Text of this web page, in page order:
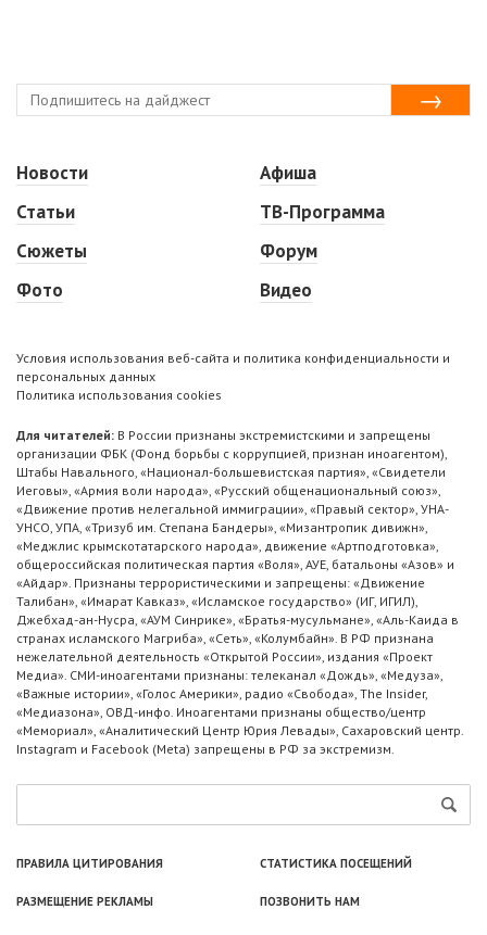
Новости
Статьи
Сюжеты
Фото
Афиша
ТВ-Программа
Форум
Видео
Условия использования веб-сайта и политика конфиденциальности и
персональных данных
Политика использования cookies
Для читателей: В России признаны экстремистскими и запрещены
организации ФБК (Фонд борьбы с коррупцией, признан иноагентом),
Штабы Навального, «Национал-большевистская партия», «Свидетели
Иеговы», «Армия воли народа», «Русский общенациональный союз»,
«Движение против нелегальной иммиграции», «Правый сектор», УНА-
УНСО, УПА, «Тризуб им. Степана Бандеры», «Мизантропик дивижн»,
«Меджлис крымскотатарского народа», движение «Артподготовка»,
общероссийская политическая партия «Воля», АУЕ, батальоны «Азов» и
«Айдар». Признаны террористическими и запрещены: «Движение
Талибан», «Имарат Кавказ», «Исламское государство» (ИГ, ИГИЛ),
Джебхад-ан-Нусра, «АУМ Синрике», «Братья-мусульмане», «Аль-Каида в
странах исламского Магриба», «Сеть», «Колумбайн». В РФ признана
нежелательной деятельность «Открытой России», издания «Проект
Медиа». СМИ-иноагентами признаны: телеканал «Дождь», «Медуза»,
«Важные истории», «Голос Америки», радио «Свобода», The Insider,
«Медиазона», ОВД-инфо. Иноагентами признаны общество/центр
«Мемориал», «Аналитический Центр Юрия Левады», Сахаровский центр.
Instagram и Facebook (Metа) запрещены в РФ за экстремизм.
ПРАВИЛА ЦИТИРОВАНИЯ СТАТИСТИКА ПОСЕЩЕНИЙ
РАЗМЕЩЕНИЕ РЕКЛАМЫ ПОЗВОНИТЬ НАМ